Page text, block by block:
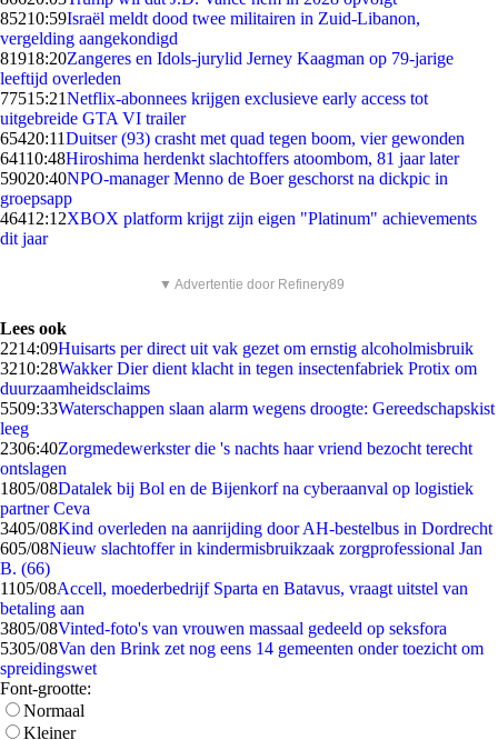
85210:59Israël meldt dood twee militairen in Zuid-Libanon,
vergelding aangekondigd
81918:20Zangeres en Idols-jurylid Jerney Kaagman op 79-jarige
leeftijd overleden
77515:21Netflix-abonnees krijgen exclusieve early access tot
uitgebreide GTA VI trailer
65420:11Duitser (93) crasht met quad tegen boom, vier gewonden
64110:48Hiroshima herdenkt slachtoffers atoombom, 81 jaar later
59020:40NPO-manager Menno de Boer geschorst na dickpic in
groepsapp
46412:12XBOX platform krijgt zijn eigen "Platinum" achievements
dit jaar
▼ Advertentie door Refinery89
Lees ook
2214:09Huisarts per direct uit vak gezet om ernstig alcoholmisbruik
3210:28Wakker Dier dient klacht in tegen insectenfabriek Protix om
duurzaamheidsclaims
5509:33Waterschappen slaan alarm wegens droogte: Gereedschapskist
leeg
2306:40Zorgmedewerkster die 's nachts haar vriend bezocht terecht
ontslagen
1805/08Datalek bij Bol en de Bijenkorf na cyberaanval op logistiek
partner Ceva
3405/08Kind overleden na aanrijding door AH-bestelbus in Dordrecht
605/08Nieuw slachtoffer in kindermisbruikzaak zorgprofessional Jan
B. (66)
1105/08Accell, moederbedrijf Sparta en Batavus, vraagt uitstel van
betaling aan
3805/08Vinted-foto's van vrouwen massaal gedeeld op seksfora
5305/08Van den Brink zet nog eens 14 gemeenten onder toezicht om
spreidingswet
Font-grootte:
Normaal
Kleiner